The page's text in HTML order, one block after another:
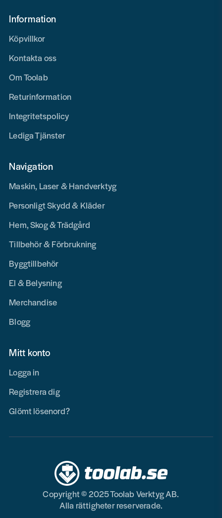
Information
Köpvillkor
Kontakta oss
Om Toolab
Returinformation
Integritetspolicy
Lediga Tjänster
Navigation
Maskin, Laser & Handverktyg
Personligt Skydd & Kläder
Hem, Skog & Trädgård
Tillbehör & Förbrukning
Byggtillbehör
El & Belysning
Merchandise
Blogg
Mitt konto
Logga in
Registrera dig
Glömt lösenord?
Copyright © 2025 Toolab Verktyg AB.
Alla rättigheter reserverade.